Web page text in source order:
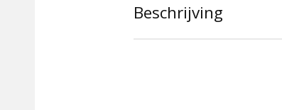
Beschrijving